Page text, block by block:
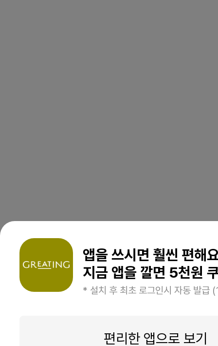
앱을 쓰시면 훨씬 편해
지금 앱을 깔면 5천원
* 설치 후 최초 로그인시 자동 발급
편리한 앱으로 보기